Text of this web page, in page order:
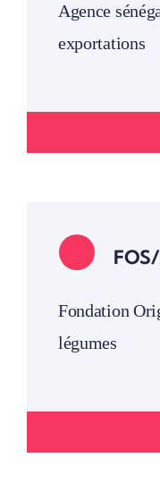
Agence
exportations
Fondation
légumes